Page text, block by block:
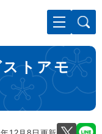
へ
トアモ